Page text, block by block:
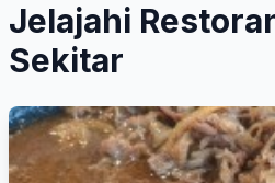
Jelajahi
Sekitar